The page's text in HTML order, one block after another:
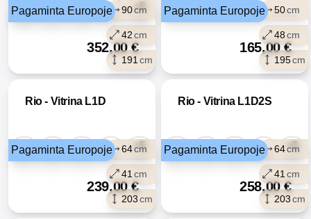
90cm
42cm
191 cm
Pagaminta Europoje +5
352,00€
50cm
48cm
195cm
Pagaminta Europoje
165,00€
Rio - Vitrina L1D
64cm
41 cm
203cm
Pagaminta Europoje +5
239,00€
Rio - Vitrina L1D2S
64cm
41 cm
203cm
Pagaminta Europoje +5
258,00€